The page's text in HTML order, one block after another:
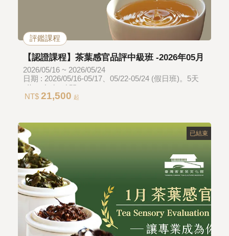
評鑑課程
【認證課程】茶葉感官品評中級班 -2026年05月
2026/05/16 ~ 2026/05/24
日期 : 2026/05/16-05/17、05/22-05/24 (假日班)。5天
(共40小時) 時間 : 09:00-17:40
NT$ 21,500 起
已結束